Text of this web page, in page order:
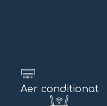
Aer conditionat